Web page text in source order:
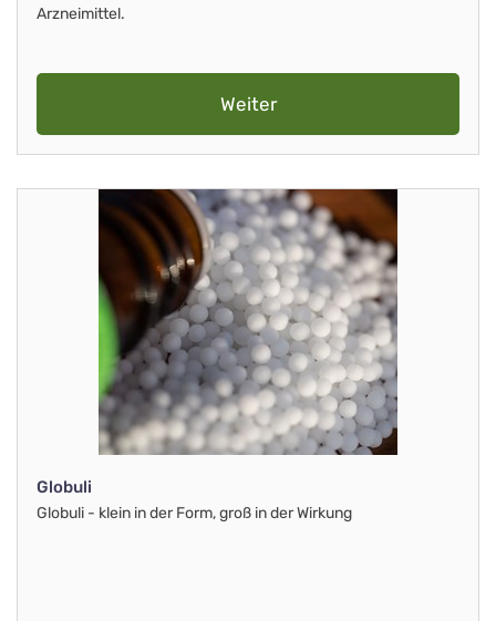
Arzneimittel.
Weiter
Globuli
Globuli - klein in der Form, groß in der Wirkung